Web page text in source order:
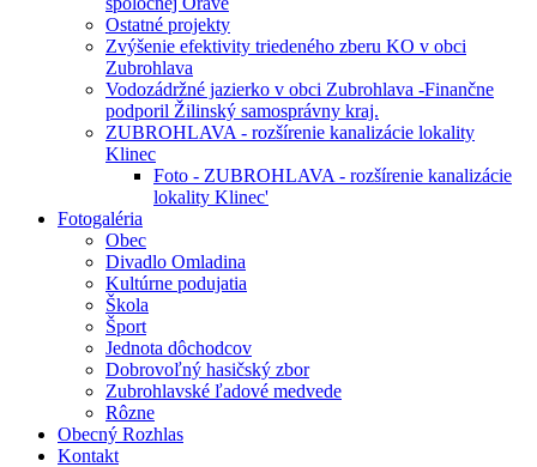
Ostatné projekty
Zvýšenie efektivity triedeného zberu KO v obci
Zubrohlava
Vodozádržné jazierko v obci Zubrohlava -Finančne
podporil Žilinský samosprávny kraj.
ZUBROHLAVA - rozšírenie kanalizácie lokality
Klinec
Foto - ZUBROHLAVA - rozšírenie kanalizácie
lokality Klinec'
Fotogaléria
Obec
Divadlo Omladina
Kultúrne podujatia
Škola
Šport
Jednota dôchodcov
Dobrovoľný hasičský zbor
Zubrohlavské ľadové medvede
Rôzne
Obecný Rozhlas
Kontakt